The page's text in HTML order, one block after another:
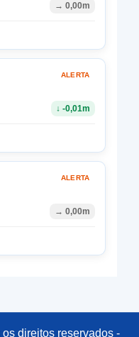
→ 0,00m
ALERTA
↓ -0,01m
ALERTA
→ 0,00m
direitos reservados -